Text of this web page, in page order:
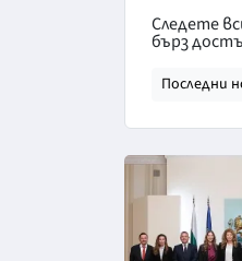
Следете
бърз
Последни